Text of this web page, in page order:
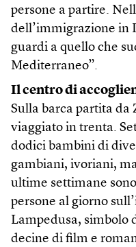
persone a partire.
dell’immigrazione in
guardi a quello che
Mediterraneo”.
Il centro di
Sulla barca partita da
viaggiato in trenta.
dodici bambini di
gambiani, ivoriani,
ultime settimane
persone al giorno
Lampedusa, simbolo
decine di film e